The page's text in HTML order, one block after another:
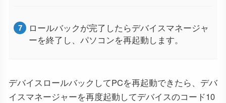
ロールバックが完了したらデバイスマネージャ
ーを終了し、パソコンを再起動します。
デバイスロールバックしてPCを再起動できたら、デバ
イスマネージャーを再度起動してデバイスのコード10